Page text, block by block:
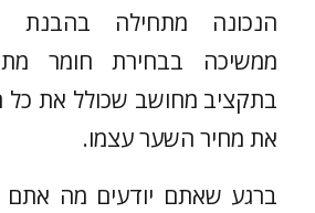
הנכונה מתחילה
ממשיכה בבחירת חומר
בתקציב מחושב שכולל את כל
את מחיר השער עצמו.
ברגע שאתם יודעים מה אתם